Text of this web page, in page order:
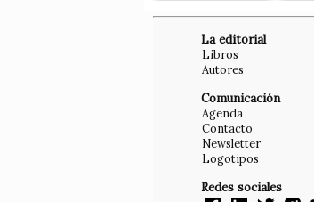
La editorial
Libros
Autores
Comunicación
Agenda
Contacto
Newsletter
Logotipos
Redes sociales